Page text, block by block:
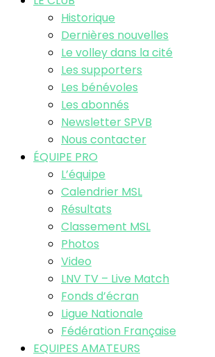
Historique
Dernières nouvelles
Le volley dans la cité
Les supporters
Les bénévoles
Les abonnés
Newsletter SPVB
Nous contacter
ÉQUIPE PRO
L’équipe
Calendrier MSL
Résultats
Classement MSL
Photos
Video
LNV TV – Live Match
Fonds d’écran
Ligue Nationale
Fédération Française
EQUIPES AMATEURS